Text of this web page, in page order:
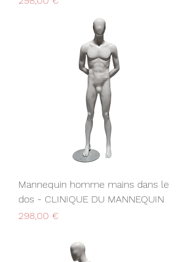
Mannequin homme mains dans le
dos - CLINIQUE DU MANNEQUIN
Prix
298,00 €